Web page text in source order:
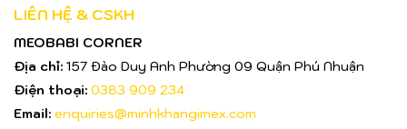
LIÊN HỆ & CSKH
MEOBABI CORNER
Địa chỉ: 157 Đào Duy Anh Phường 09 Quận Phú Nhuận
Điện thoại: 0383 909 234
Email: enquiries@minhkhangimex.com